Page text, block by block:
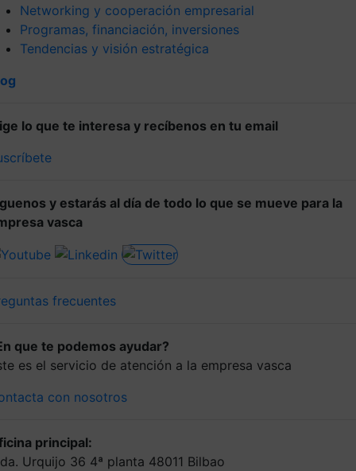
Networking y cooperación empresarial
Programas, financiación, inversiones
Tendencias y visión estratégica
lo que te interesa y recíbenos en tu email
y estarás al día de todo lo que se mueve para la
vasca
frecuentes
que te podemos ayudar?
es el servicio de atención a la empresa vasca
con nosotros
principal:
Urquijo 36 4ª planta 48011 Bilbao